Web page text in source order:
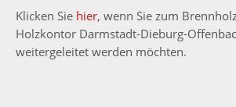
Klicken Sie hier, wenn Sie zum
Holzkontor Darmstadt-Dieburg-
weitergeleitet werden möchten.